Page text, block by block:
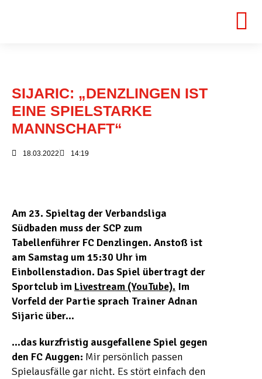
SIJARIC: „DENZLINGEN IST
EINE SPIELSTARKE
MANNSCHAFT“
18.03.2022 14:19
Am 23. Spieltag der Verbandsliga
Südbaden muss der SCP zum
Tabellenführer FC Denzlingen. Anstoß ist
am Samstag um 15:30 Uhr im
Einbollenstadion. Das Spiel übertragt der
Sportclub im Livestream (YouTube). Im
Vorfeld der Partie sprach Trainer Adnan
Sijaric über…
…das kurzfristig ausgefallene Spiel gegen
den FC Auggen: Mir persönlich passen
Spielausfälle gar nicht. Es stört einfach den